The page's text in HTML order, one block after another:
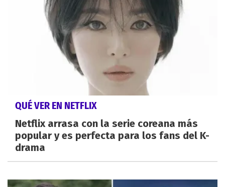
QUÉ VER EN NETFLIX
Netflix arrasa con la serie coreana más
popular y es perfecta para los fans del K-
drama